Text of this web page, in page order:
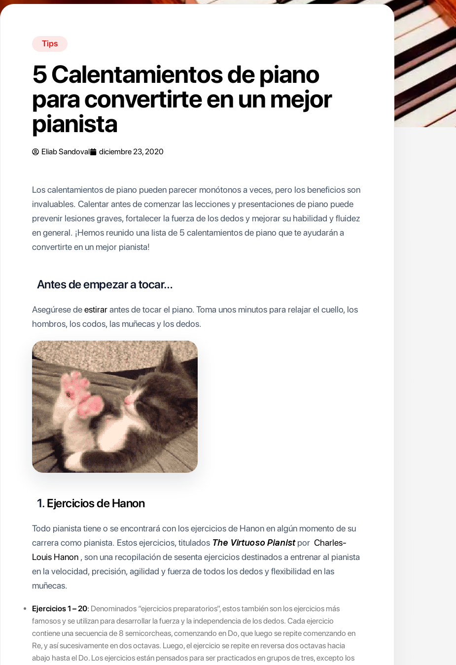
Tips
5 Calentamientos de piano
para convertirte en un mejor
pianista
Eliab Sandoval diciembre 23, 2020
Los calentamientos de piano pueden parecer monótonos a veces, pero los beneficios son
invaluables. Calentar antes de comenzar las lecciones y presentaciones de piano puede
prevenir lesiones graves, fortalecer la fuerza de los dedos y mejorar su habilidad y fluidez
en general. ¡Hemos reunido una lista de 5 calentamientos de piano que te ayudarán a
convertirte en un mejor pianista!
Antes de empezar a tocar…
Asegúrese deestirarantes de tocar el piano. Toma unos minutos para relajar el cuello, los
hombros, los codos, las muñecas y los dedos.
1. Ejercicios de Hanon
Todo pianista tiene o se encontrará con los ejercicios de Hanon en algún momento de su
carrera como pianista. Estos ejercicios, titulados The Virtuoso Pianistpor Charles-
Louis Hanon, son una recopilación de sesenta ejercicios destinados a entrenar al pianista
en la velocidad, precisión, agilidad y fuerza de todos los dedos y flexibilidad en las
muñecas.
Ejercicios 1 – 20: Denominados “ejercicios preparatorios”, estos también son los ejercicios más
famosos y se utilizan para desarrollar la fuerza y ​​la independencia de los dedos. Cada ejercicio
contiene una secuencia de 8 semicorcheas, comenzando en Do, que luego se repite comenzando en
Re, y así sucesivamente en dos octavas. Luego, el ejercicio se repite en reversa dos octavas hacia
abajo hasta el Do. Los ejercicios están pensados ​​para ser practicados en grupos de tres, excepto los